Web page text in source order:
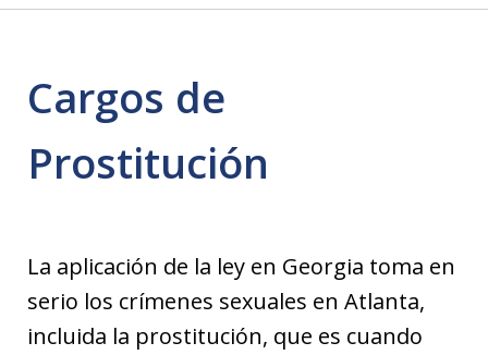
Cargos de
Prostitución
La aplicación de la ley en Georgia toma en
serio los crímenes sexuales en Atlanta,
incluida la prostitución, que es cuando